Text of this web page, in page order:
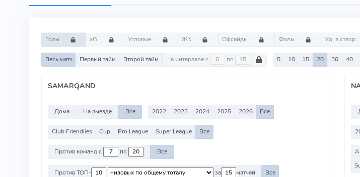
Голы xG Угловые ЖК Офсайды Фолы Уд. в створ
Весь матч Первый тайм Второй тайм На интервале с по 5 10 15 20 30 40
SAMARQAND
Дома На выезде Все 2022 2023 2024 2025 2026 Все
Club Friendlies Cup Pro League Super League Все
Против команд с по Все
Против ТОП- за матчей Все